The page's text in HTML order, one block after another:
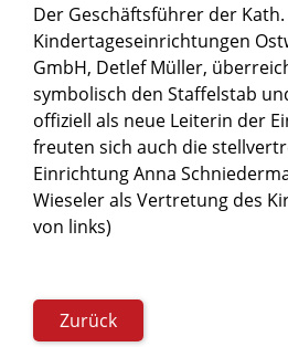
Der Geschäftsführer der Kath.
Kindertageseinrichtungen
GmbH, Detlef Müller,
symbolisch den Staffelstab
offiziell als neue Leiterin der
freuten sich auch die
Einrichtung Anna
Wieseler als Vertretung des
von links)
Zurück